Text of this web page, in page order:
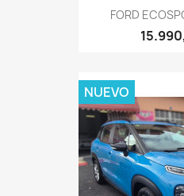
FORD
NUEVO